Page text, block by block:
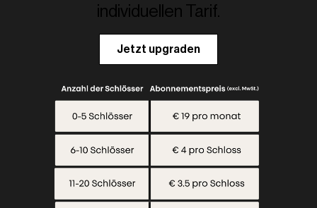
individuellen Tarif.
Jetzt upgraden